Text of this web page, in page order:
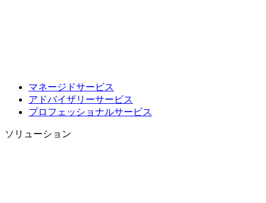
マネージドサービス
アドバイザリーサービス
プロフェッショナルサービス
ソリューション